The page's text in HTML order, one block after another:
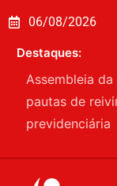
06/08/2026
Destaques:
Assembleia da
pautas de
previdenciária